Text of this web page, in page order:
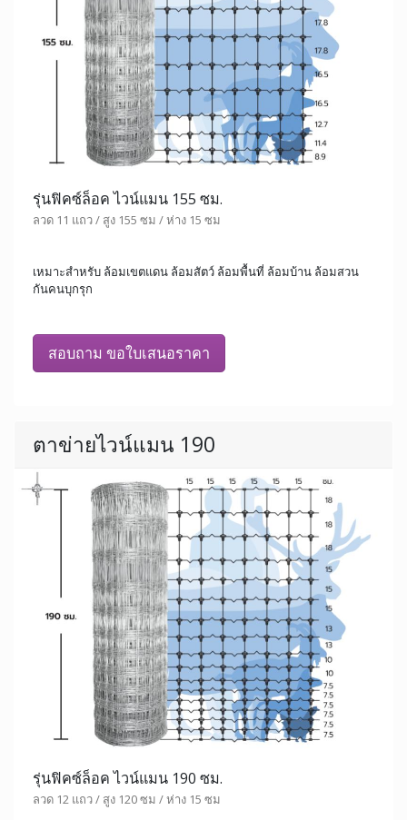
รุ่นฟิคซ์ล็อค ไวน์แมน 155 ซม.
ลวด 11 แถว / สูง 155 ซม / ห่าง 15 ซม
เหมาะสำหรับ ล้อมเขตแดน ล้อมสัตว์ ล้อมพื้นที่ ล้อมบ้าน ล้อมสวน
กันคนบุกรุก
สอบถาม ขอใบเสนอราคา
ตาข่ายไวน์แมน 190
รุ่นฟิคซ์ล็อค ไวน์แมน 190 ซม.
ลวด 12 แถว / สูง 120 ซม / ห่าง 15 ซม